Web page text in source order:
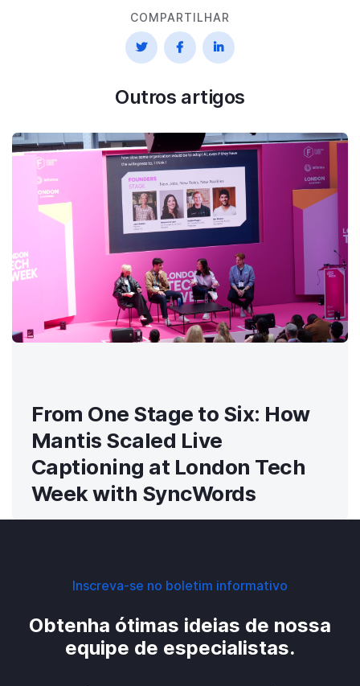
COMPARTILHAR
  
Outros artigos
From One Stage to Six: How
Mantis Scaled Live
Captioning at London Tech
Week with SyncWords
Inscreva-se no boletim informativo
Obtenha ótimas ideias de nossa
equipe de especialistas.